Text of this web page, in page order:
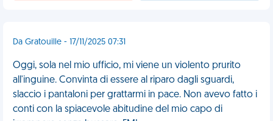
Da Gratouille - 17/11/2025 07:31
Oggi, sola nel mio ufficio, mi viene un violento prurito
all'inguine. Convinta di essere al riparo dagli sguardi,
slaccio i pantaloni per grattarmi in pace. Non avevo fatto i
conti con la spiacevole abitudine del mio capo di